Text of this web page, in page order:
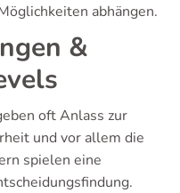
abhängen.
&
oft Anlass zur
und vor allem die
spielen eine